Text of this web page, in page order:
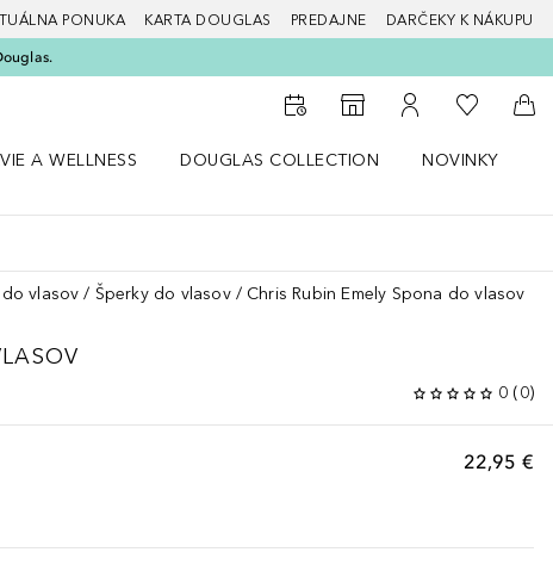
PONUKA KARTA DOUGLAS PREDAJNE DARČEKY K NÁKUPU
Do vyhľadávača predajní
Do môjho účtu
Do môjho
Do
A WELLNESS
DOUGLAS COLLECTION
NOVINKY
vlasov Šperky do vlasov Chris Rubin Emely Spona do vlasov
0 (0)
22,95 €